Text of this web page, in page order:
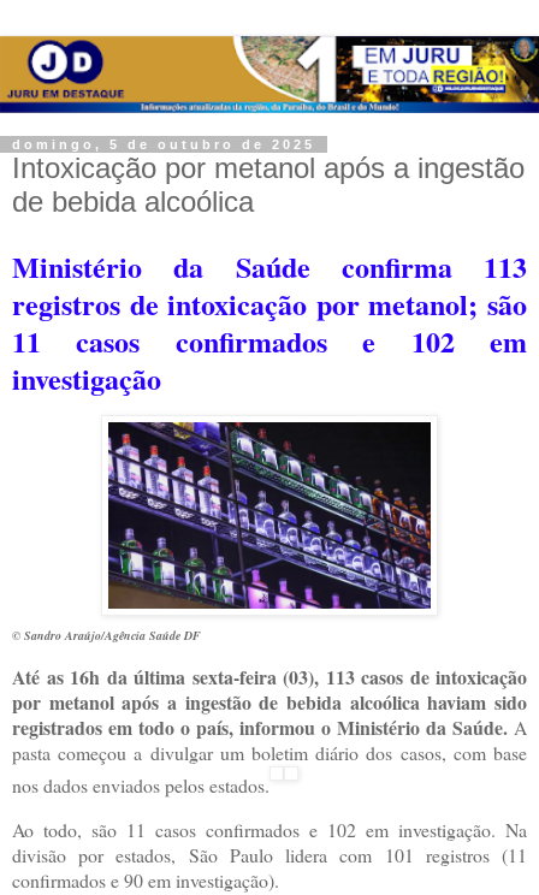
domingo, 5 de outubro de 2025
Intoxicação por metanol após a ingestão
de bebida alcoólica
Ministério da Saúde confirma 113
registros de intoxicação por metanol; são
11 casos confirmados e 102 em
investigação
© Sandro Araújo/Agência Saúde DF
Até as 16h da última sexta-feira (03), 113 casos de intoxicação
por metanol após a ingestão de bebida alcoólica haviam sido
registrados em todo o país, informou o Ministério da Saúde. A
pasta começou a divulgar um boletim diário dos casos, com base
nos dados enviados pelos estados.
Ao todo, são 11 casos confirmados e 102 em investigação. Na
divisão por estados, São Paulo lidera com 101 registros (11
confirmados e 90 em investigação).